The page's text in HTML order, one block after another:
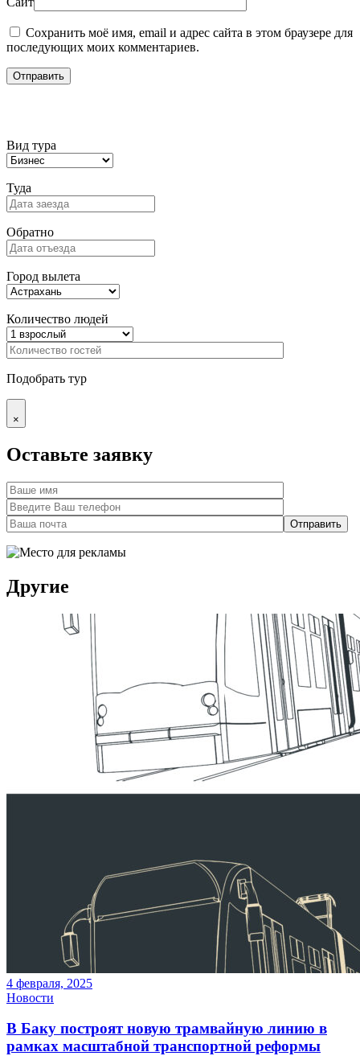
Сохранить моё имя, email и адрес сайта в этом браузере для
последующих моих комментариев.
Вид тура
Туда
Обратно
Город вылета
Количество людей
Подобрать тур
×
Оставьте заявку
Другие
4 февраля, 2025
Новости
В Баку построят новую трамвайную линию в
рамках масштабной транспортной реформы